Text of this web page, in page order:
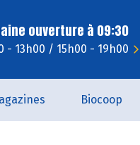
ouverture à 09:30
- 13h00 / 15h00 - 19h00
Biocoop